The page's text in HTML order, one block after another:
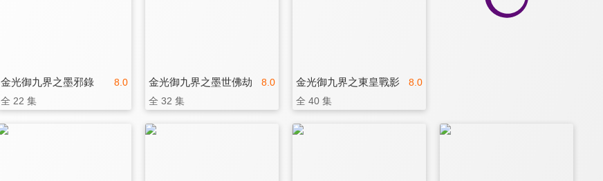
8.0
金光御九界之墨邪錄
全 22 集
8.0
金光御九界之墨世佛劫
全 32 集
8.0
金光御九界之東皇戰影
全 40 集